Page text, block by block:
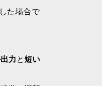
た場合で
力 と短い